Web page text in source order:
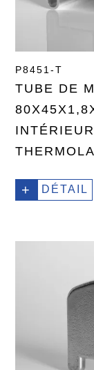
P8451-T
TUBE DE
+ DÉTAIL